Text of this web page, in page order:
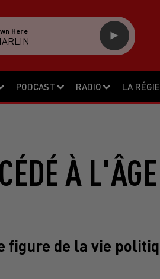
PODCAST RADIO LA
Here
À
figure de la vie